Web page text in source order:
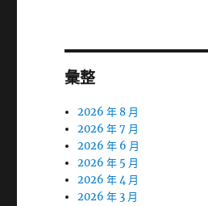
彙整
2026 年 8 月
2026 年 7 月
2026 年 6 月
2026 年 5 月
2026 年 4 月
2026 年 3 月